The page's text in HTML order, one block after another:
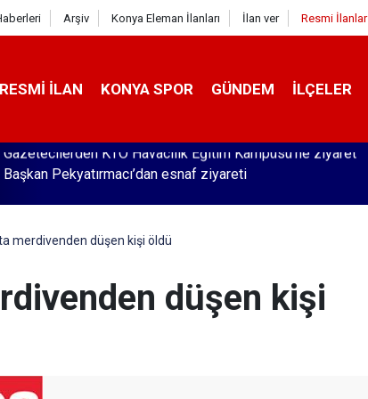
Arşiv Konya Eleman İlanları İlan ver Resmi İlanlar
RESMI İLAN KONYA SPOR GÜNDEM İLÇELER
Başkan Pekyatırmacı’dan esnaf ziyareti
merdivenden düşen kişi öldü
düşen kişi